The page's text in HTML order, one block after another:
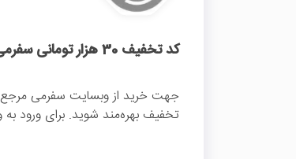
کد تخفیف 30 هزار تومانی سفرمی
تخفیف بهره‌مند شوید. برای ورود